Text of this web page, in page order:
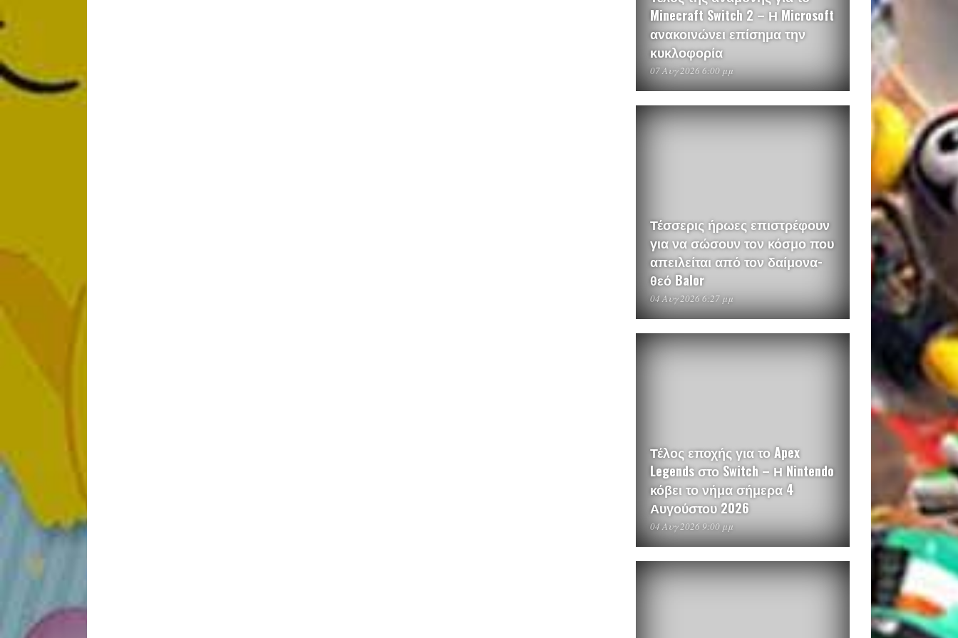
Minecraft Switch 2 – Η Microsoft
ανακοινώνει επίσημα την
κυκλοφορία
07 Αυγ 2026 6:00 μμ
Τέσσερις ήρωες επιστρέφουν
για να σώσουν τον κόσμο που
απειλείται από τον δαίμονα-
θεό Balor
04 Αυγ 2026 6:27 μμ
Τέλος εποχής για το Apex
Legends στο Switch – Η Nintendo
κόβει το νήμα σήμερα 4
Αυγούστου 2026
04 Αυγ 2026 9:00 μμ